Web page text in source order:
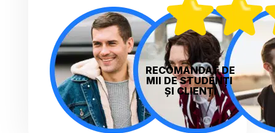
RECOMANDAT DE
MII DE STUDENȚI
ȘI CLIENȚI